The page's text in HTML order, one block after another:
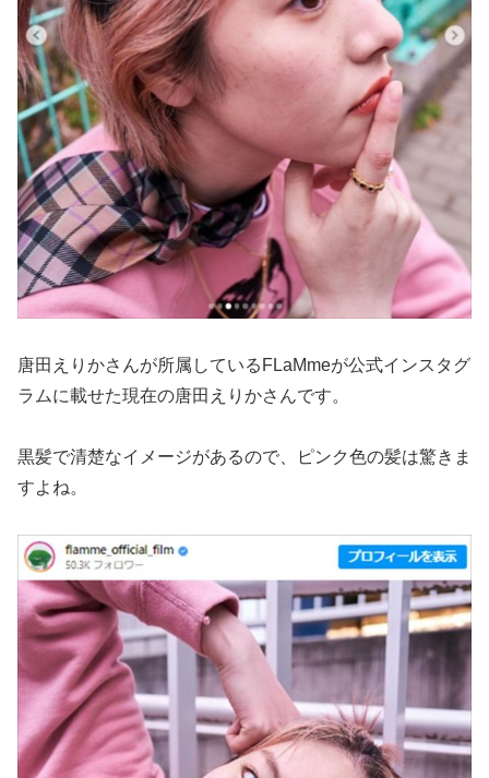
唐田えりかさんが所属しているFLaMmeが公式インスタグ
ラムに載せた現在の唐田えりかさんです。
黒髪で清楚なイメージがあるので、ピンク色の髪は驚きま
すよね。